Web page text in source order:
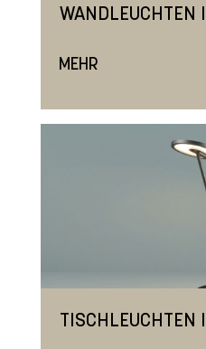
WANDLEUCHTEN
MEHR
TISCHLEUCHTEN